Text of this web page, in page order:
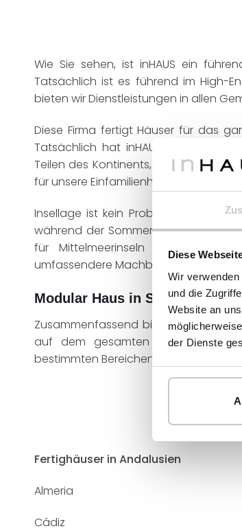
Diese
Wir
und die
Website an
der Dienste
Wie Sie sehen, ist inHAUS ein
Tatsächlich ist es führend im High-
bieten wir Dienstleistungen in allen
Diese Firma fertigt Häuser für das
Tatsächlich hat inHAUS Häuser und
Teilen des Kontinents, Nordamerika
für unsere Einfamilienhäuser.
Insellage ist kein Problem. Im
während der Sommermonate auf
für Mittelmeerinseln wie Korsika,
umfassendere Machbarkeitsstudie
Modular Haus in Spanien
Zusammenfassend bietet inHAUS
auf dem gesamten spanischen
bestimmten Bereichen können Sie auf
Fertighäuser in Andalusien
Almeria
Cádiz